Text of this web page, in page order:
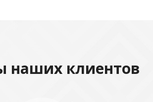
наших клиентов